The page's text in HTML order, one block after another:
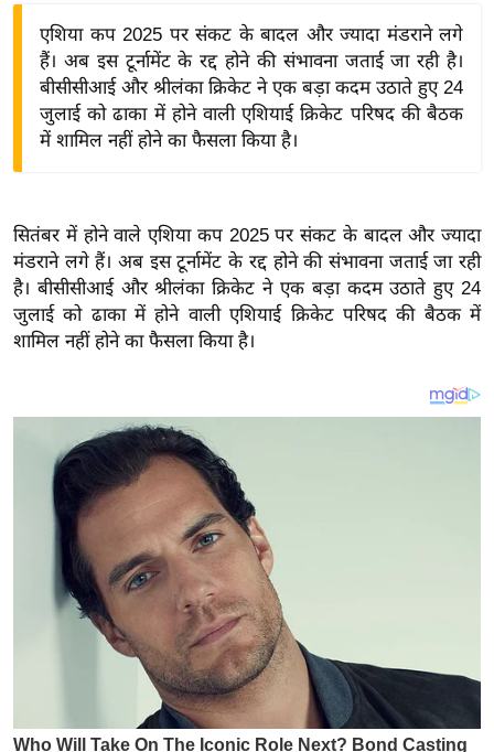
द्यो
ग
त
वि
शे
ष
P
एशिया कप 2025 पर संकट के बादल और ज्यादा मंडराने लगे
हैं। अब इस टूर्नामेंट के रद्द होने की संभावना जताई जा रही है।
बीसीसीआई और श्रीलंका क्रिकेट ने एक बड़ा कदम उठाते हुए 24
जुलाई को ढाका में होने वाली एशियाई क्रिकेट परिषद की बैठक
में शामिल नहीं होने का फैसला किया है।
सितंबर में होने वाले एशिया कप 2025 पर संकट के बादल और ज्यादा
मंडराने लगे हैं। अब इस टूर्नामेंट के रद्द होने की संभावना जताई जा रही
है। बीसीसीआई और श्रीलंका क्रिकेट ने एक बड़ा कदम उठाते हुए 24
जुलाई को ढाका में होने वाली एशियाई क्रिकेट परिषद की बैठक में
शामिल नहीं होने का फैसला किया है।